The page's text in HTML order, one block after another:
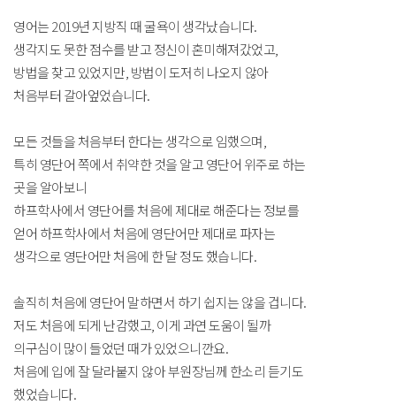
영어는 2019년 지방직 때 굴욕이 생각났습니다.
생각지도 못한 점수를 받고 정신이 혼미해져갔었고,
방법을 찾고 있었지만, 방법이 도저히 나오지 않아
처음부터 갈아엎었습니다.
모든 것들을 처음부터 한다는 생각으로 임했으며,
특히 영단어 쪽에서 취약한 것을 알고 영단어 위주로 하는
곳을 알아보니
하프학사에서 영단어를 처음에 제대로 해준다는 정보를
얻어 하프학사에서 처음에 영단어만 제대로 파자는
생각으로 영단어만 처음에 한 달 정도 했습니다.
솔직히 처음에 영단어 말하면서 하기 쉽지는 않을 겁니다.
저도 처음에 되게 난감했고, 이게 과연 도움이 될까
의구심이 많이 들었던 때가 있었으니깐요.
처음에 입에 잘 달라붙지 않아 부원장님께 한소리 듣기도
했었습니다.